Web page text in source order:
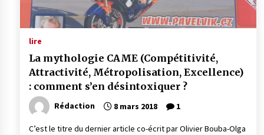
lire
La mythologie CAME (Compétitivité,
Attractivité, Métropolisation, Excellence)
: comment s’en désintoxiquer ?
Rédaction 8 mars 2018 1
C’est le titre du dernier article co-écrit par Olivier Bouba-Olga